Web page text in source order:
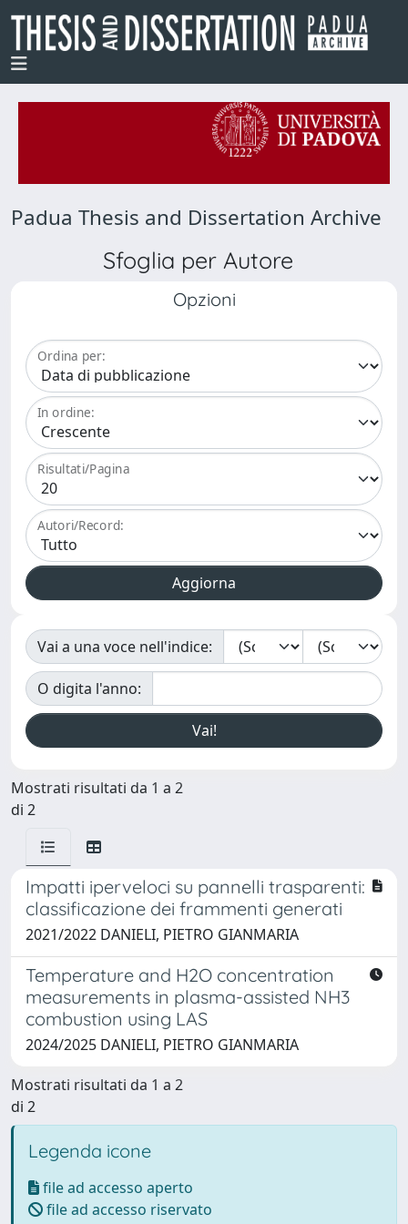
Padua Thesis and Dissertation Archive
Sfoglia per Autore
Opzioni
Ordina per:
In ordine:
Risultati/Pagina
Autori/Record:
Vai a una voce nell'indice:
O digita l'anno:
Mostrati risultati da 1 a 2
di 2
Impatti iperveloci su pannelli trasparenti:
classificazione dei frammenti generati
2021/2022 DANIELI, PIETRO GIANMARIA
Temperature and H2O concentration
measurements in plasma-assisted NH3
combustion using LAS
2024/2025 DANIELI, PIETRO GIANMARIA
Mostrati risultati da 1 a 2
di 2
Legenda icone
file ad accesso aperto
file ad accesso riservato